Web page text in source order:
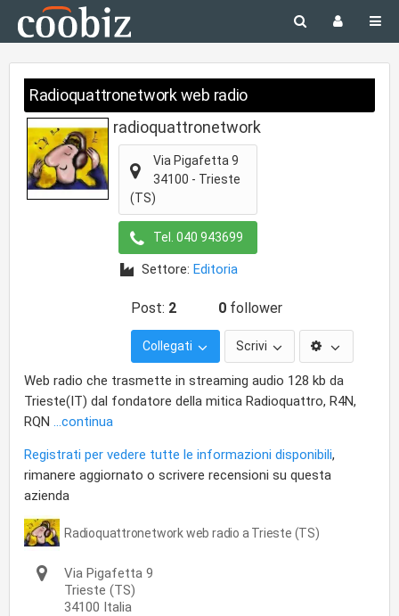
Radioquattronetwork web radio
radioquattronetwork
Via Pigafetta 9
34100 - Trieste
(TS)
Tel. 040 943699
Settore: Editoria
Post: 2 0 follower
Collegati Scrivi
Web radio che trasmette in streaming audio 128 kb da
Trieste(IT) dal fondatore della mitica Radioquattro, R4N,
RQN ...continua
Registrati per vedere tutte le informazioni disponibili,
rimanere aggiornato o scrivere recensioni su questa
azienda
Radioquattronetwork web radio a Trieste (TS)
Via Pigafetta 9
Trieste (TS)
34100 Italia